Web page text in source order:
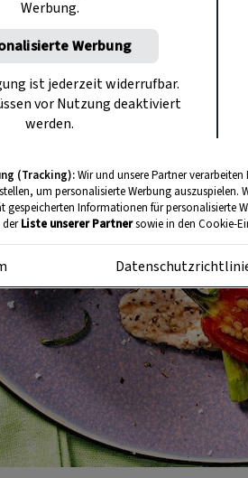
Werbung.
Werbung
ist jederzeit widerrufbar.
vor Nutzung deaktiviert
werden.
(Tracking):Wir und unsere Partner
um personalisierte Werbung auszuspielen.
gespeicherten Informationen für personalisierte
derListe unserer Partnersowie in den Cookie-